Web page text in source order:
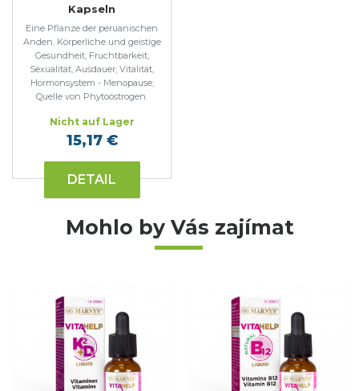
Kapseln
Eine Pflanze der peruanischen
Anden. Körperliche und geistige
Gesundheit, Fruchtbarkeit,
Sexualität, Ausdauer, Vitalität,
Hormonsystem - Menopause,
Quelle von Phytoöstrogen.
Nicht auf Lager
15,17 €
DETAIL
Mohlo by Vás zajímat